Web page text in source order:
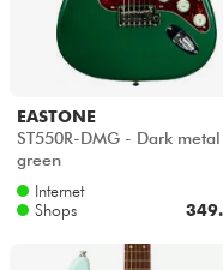
EASTONE
ST550R-DMG - Dark metal
green
Internet
Shops